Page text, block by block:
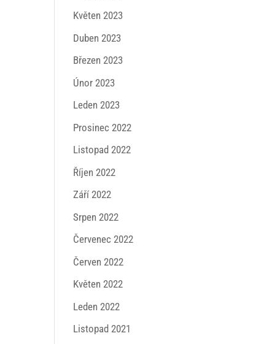
Květen 2023
Duben 2023
Březen 2023
Únor 2023
Leden 2023
Prosinec 2022
Listopad 2022
Říjen 2022
Září 2022
Srpen 2022
Červenec 2022
Červen 2022
Květen 2022
Leden 2022
Listopad 2021